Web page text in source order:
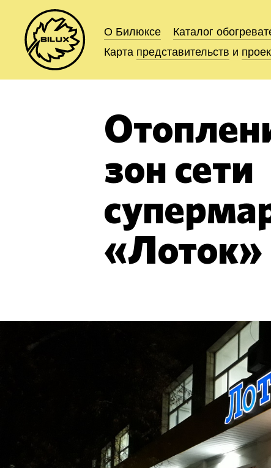
О Билюксе Каталог
Карта представительств и
О Билюксе Каталог
Карта представительств и
зон сети
«Лоток»